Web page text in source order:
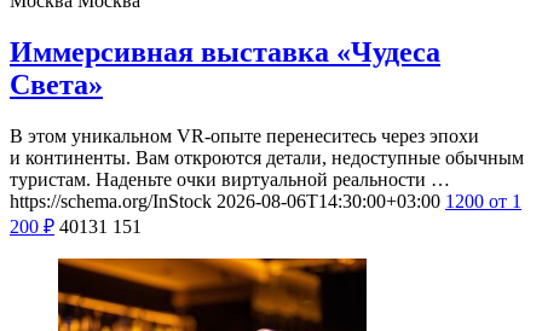
Иммерсивная выставка «Чудеса
Света»
В этом уникальном VR-опыте перенеситесь через эпохи
и континенты. Вам откроются детали, недоступные обычным
туристам. Наденьте очки виртуальной реальности …
https://schema.org/InStock 2026-08-06T14:30:00+03:00 1200 от 1
200 ₽ 40131 151